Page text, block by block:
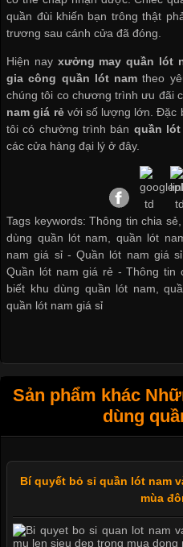
quần đùi khiến bạn trông thật
trương sau cánh cửa đã đóng.
Hiện nay xưởng may quần lót
gia công quần lót nam theo
chúng tôi co chương trình ưu đãi
nam giá rẻvới số lượng lớn. Đặc
tôi có chường trình bán quần lót
các cửa hàng đại lý ở đây.
Tags keywords: Thông tin chia
dùng quần lót nam, quần lót
nam giá sỉ -Quần lót nam giá sỉ
Quần lót nam giá rẻ -Thông tin
biết khu dùng quần lót nam,
quần lót nam giá sỉ
Sản phẩm khác
dùng
Bí quyết bỏ sỉ quần lót nam
mùa